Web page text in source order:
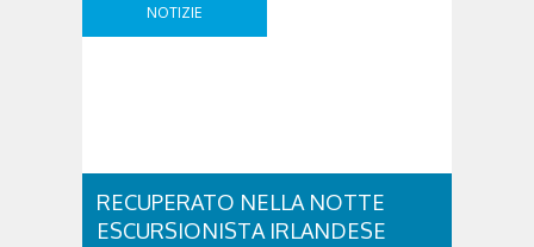
Protagonista sul palco dell’Alexander Girardi Hall di
NOTIZIE
RECUPERATO NELLA NOTTE
ESCURSIONISTA IRLANDESE